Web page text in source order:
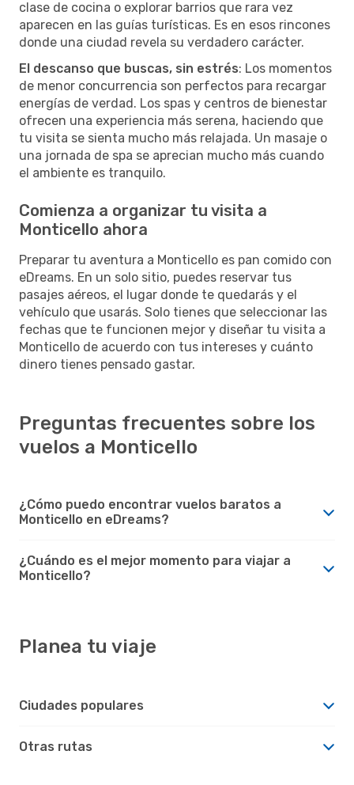
clase de cocina o explorar barrios que rara vez
aparecen en las guías turísticas. Es en esos rincones
donde una ciudad revela su verdadero carácter.
El descanso que buscas, sin estrés: Los momentos
de menor concurrencia son perfectos para recargar
energías de verdad. Los spas y centros de bienestar
ofrecen una experiencia más serena, haciendo que
tu visita se sienta mucho más relajada. Un masaje o
una jornada de spa se aprecian mucho más cuando
el ambiente es tranquilo.
Comienza a organizar tu visita a
Monticello ahora
Preparar tu aventura a Monticello es pan comido con
eDreams. En un solo sitio, puedes reservar tus
pasajes aéreos, el lugar donde te quedarás y el
vehículo que usarás. Solo tienes que seleccionar las
fechas que te funcionen mejor y diseñar tu visita a
Monticello de acuerdo con tus intereses y cuánto
dinero tienes pensado gastar.
Preguntas frecuentes sobre los
vuelos a Monticello
¿Cómo puedo encontrar vuelos baratos a
Monticello en eDreams?
¿Cuándo es el mejor momento para viajar a
Monticello?
Planea tu viaje
Ciudades populares
Otras rutas